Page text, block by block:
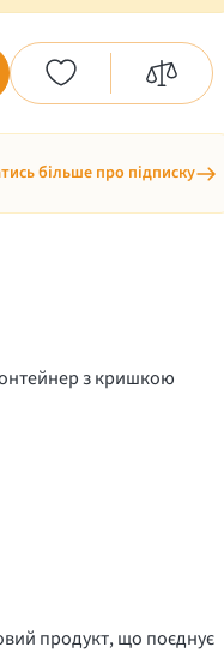
більше про підписку
з кришкою
продукт, що поєднує